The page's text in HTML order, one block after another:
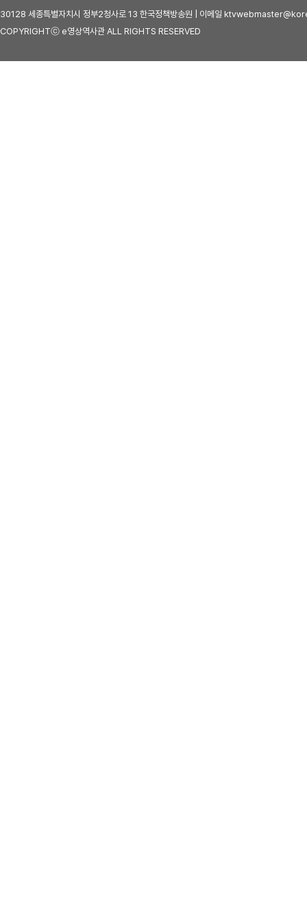
30128 세종특별자치시 정부2청사로 13 한국정책방송원 | 이메일
COPYRIGHTⓒ e영상역사관 ALL RIGHTS RESERVED